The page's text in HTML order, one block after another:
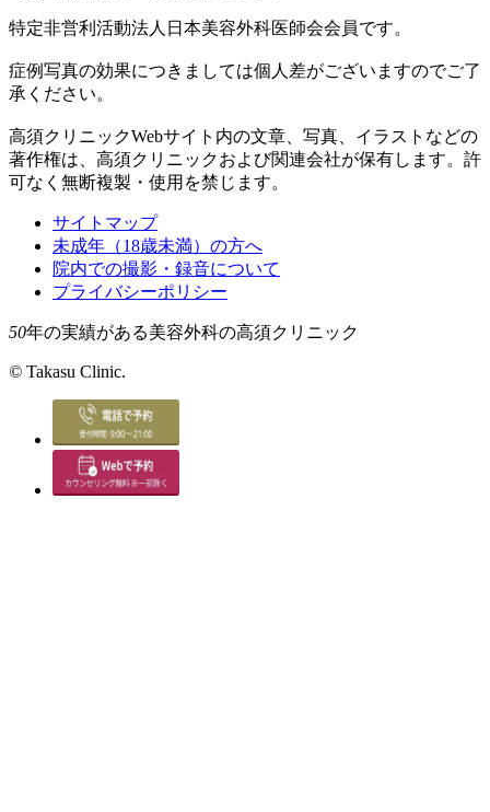
特定非営利活動法人日本美容外科医師会会員です。
症例写真の効果につきましては個人差がございますのでご了
承ください。
高須クリニックWebサイト内の文章、写真、イラストなどの
著作権は、高須クリニックおよび関連会社が保有します。許
可なく無断複製・使用を禁じます。
サイトマップ
未成年（18歳未満）の方へ
院内での撮影・録音について
プライバシーポリシー
50年の実績がある美容外科の高須クリニック
© Takasu Clinic.